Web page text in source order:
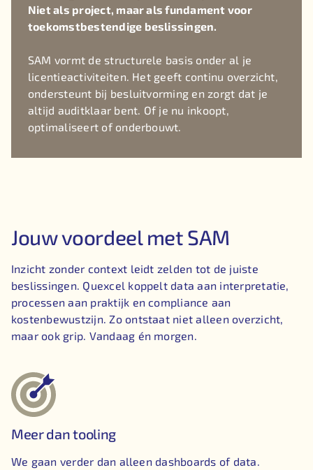
Niet als project, maar als fundament voor
toekomstbestendige beslissingen.
SAM vormt de structurele basis onder al je
licentieactiviteiten. Het geeft continu overzicht,
ondersteunt bij besluitvorming en zorgt dat je
altijd auditklaar bent. Of je nu inkoopt,
optimaliseert of onderbouwt.
Jouw voordeel met SAM
Inzicht zonder context leidt zelden tot de juiste
beslissingen. Quexcel koppelt data aan interpretatie,
processen aan praktijk en compliance aan
kostenbewustzijn. Zo ontstaat niet alleen overzicht,
maar ook grip. Vandaag én morgen.
Meer dan tooling
We gaan verder dan alleen dashboards of data.